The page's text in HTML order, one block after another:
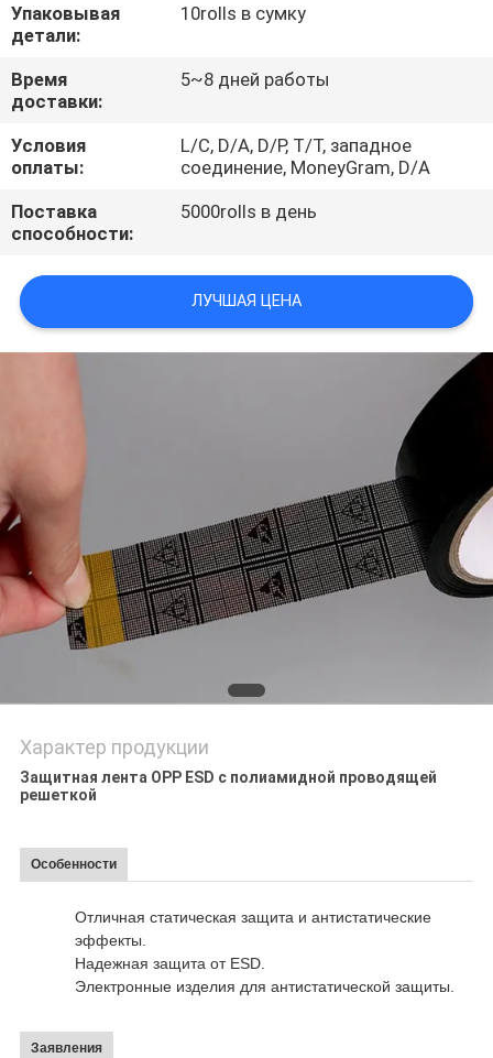
СВЯЖИТЕСЬ
МЫ
НОВОСТИ
СПРОСИТЕ
КАРТА
САЙТА
POLICY
Упаковывая
детали:
10rolls в сумку
Время
доставки:
5~8 дней работы
Условия
оплаты:
L/C, D/A, D/P, T/T, западное
соединение, MoneyGram, D/A
Поставка
способности:
5000rolls в день
ЛУЧШАЯ ЦЕНА
Характер продукции
Защитная лента OPP ESD с полиамидной проводящей
решеткой
Особенности
Отличная статическая защита и антистатические
эффекты.
Надежная защита от ESD.
Электронные изделия для антистатической защиты.
Заявления